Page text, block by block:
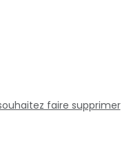
faire supprimer